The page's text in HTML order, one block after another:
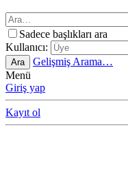
Sadece başlıkları ara
Kullanıcı:
Ara
Gelişmiş Arama…
Menü
Giriş yap
Kayıt ol